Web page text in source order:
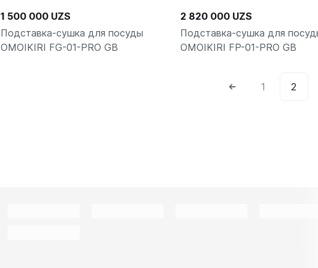
1 500 000 UZS
Подставка-сушка для посуды
OMOIKIRI FG-01-PRO GB
2 820 000 UZS
Подставка-сушка для
OMOIKIRI FP-01-PRO GB
1 2